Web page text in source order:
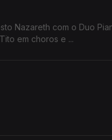
em choros e ...